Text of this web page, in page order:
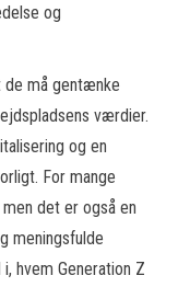
og
de må gentænke
værdier.
og en
For mange
det er også en
meningsfulde
hvem Generation Z